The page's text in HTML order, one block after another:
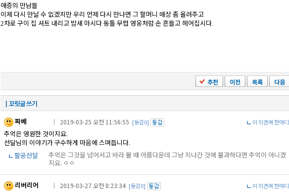
애증의 만남들
이제 다시 만날 수 없겠지만 우리 언제 다시 만나면 그 할머니 매상 좀 올려주고
2차로 구이 집 셔트 내리고 밤새 마시다 동틀 무렵 영웅처럼 손 흔들고 헤어집시다.
추천 이전 목록 다음
┃꼬릿글 쓰기
짜베
｜ 2019-03-25 오전 11:56:55 [동감0] 이 의견에 한마디
추억은 영원한 것이지요.
선달님의 이야기가 구수하게 마음에 스며듭니다.
팔공선달
추억은 그것을 넘어서고 바라 볼 때 아름다운데 그냥 지나간 것에 불과하다면 추억이 아니겠
지요. ㅇㅇ
리버리어 ｜ 2019-03-27 오전 8:23:34 [동감0] 이 의견에 한마디